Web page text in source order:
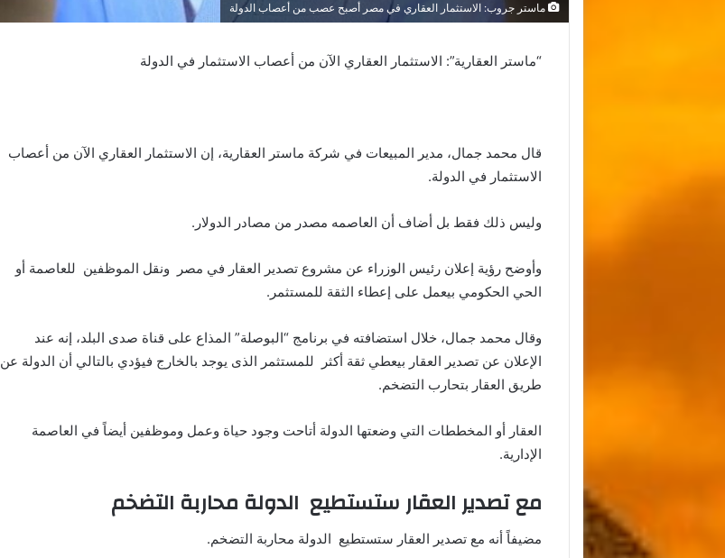
ماستر جروب: الاستثمار العقاري في مصر أصبح عصب من أعصاب الدولة
“ماستر العقارية”: الاستثمار العقاري الآن من أعصاب الاستثمار في الدولة
قال محمد جمال، مدير المبيعات في شركة ماستر العقارية، إن الاستثمار العقاري الآن من أعصاب
الاستثمار في الدولة.
وليس ذلك فقط بل أضاف أن العاصمه مصدر من مصادر الدولار.
وأوضح رؤية إعلان رئيس الوزراء عن مشروع تصدير العقار في مصر ونقل الموظفين للعاصمة أو
الحي الحكومي بيعمل على إعطاء الثقة للمستثمر.
وقال محمد جمال، خلال استضافته في برنامج “البوصلة” المذاع على قناة صدى البلد، إنه عند
الإعلان عن تصدير العقار بيعطي ثقة أكثر للمستثمر الذى يوجد بالخارج فيؤدي بالتالي أن الدولة عن
طريق العقار بتحارب التضخم.
العقار أو المخططات التي وضعتها الدولة أتاحت وجود حياة وعمل وموظفين أيضاً في العاصمة
الإدارية.
مع تصدير العقار ستستطيع الدولة محاربة التضخم
مضيفاً أنه مع تصدير العقار ستستطيع الدولة محاربة التضخم.